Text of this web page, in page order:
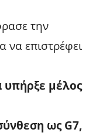
την
να επιστρέφει
υπήρξε μέλος
ως G7,